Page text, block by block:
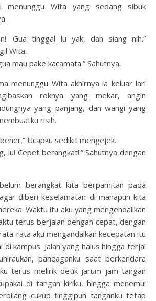
menunggu Wita yang sedang sibuk
Gua tinggal lu yak, dah siang nih.”
Wita.
mau pake kacamata.” Sahutnya.
menunggu Wita akhirnya ia keluar lari
roknya yang mekar, angin
yang panjang, dan wangi yang
risih.
Ucapku sedikit mengejek.
lu! Cepet berangkat!.” Sahutnya dengan
berangkat kita berpamitan pada
diberi keselamatan di manapun kita
Waktu itu aku yang mengendalikan
terus berjalan dengan cepat, dengan
rata aku mengandalkan kecepatan itu
kampus. Jalan yang halus hingga terjal
pandaganku saat berkendara
terus melirik detik jarum jam tangan
di tangan kiriku, hingga menemui
cukup tinggipun tanganku tetap